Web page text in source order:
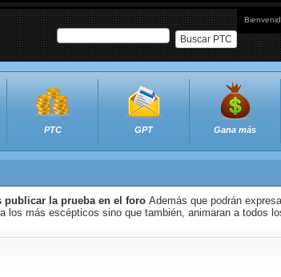
Buscar PTC
PTC GPT Gana más
publicar la prueba en el foro Además que podrán
los más escépticos sino que también, animaran a todos